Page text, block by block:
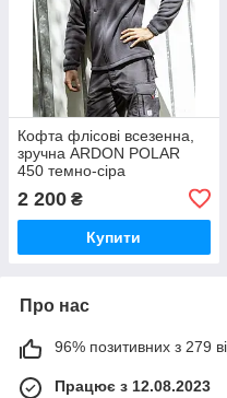
Кофта флісові всезенна,
зручна ARDON POLAR
450 темно-сіра
2 200 ₴
Купити
Про нас
96% позитивних з 279
Працює з 12.08.2023